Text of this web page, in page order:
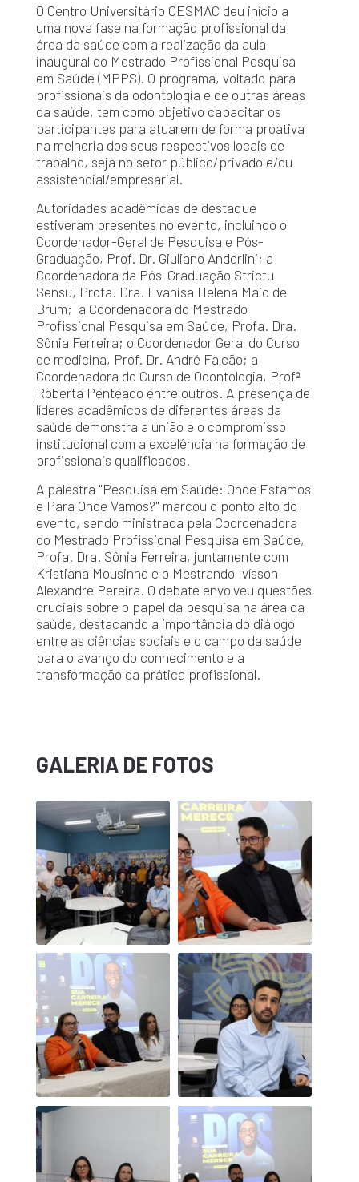
O Centro Universitário CESMAC deu início a
uma nova fase na formação profissional da
área da saúde com a realização da aula
inaugural do Mestrado Profissional Pesquisa
em Saúde (MPPS). O programa, voltado para
profissionais da odontologia e de outras áreas
da saúde, tem como objetivo capacitar os
participantes para atuarem de forma proativa
na melhoria dos seus respectivos locais de
trabalho, seja no setor público/privado e/ou
assistencial/empresarial.
Autoridades acadêmicas de destaque
estiveram presentes no evento, incluindo o
Coordenador-Geral de Pesquisa e Pós-
Graduação, Prof. Dr. Giuliano Anderlini; a
Coordenadora da Pós-Graduação Strictu
Sensu, Profa. Dra. Evanisa Helena Maio de
Brum; a Coordenadora do Mestrado
Profissional Pesquisa em Saúde, Profa. Dra.
Sônia Ferreira; o Coordenador Geral do Curso
de medicina, Prof. Dr. André Falcão; a
Coordenadora do Curso de Odontologia, Profª
Roberta Penteado entre outros. A presença de
líderes acadêmicos de diferentes áreas da
saúde demonstra a união e o compromisso
institucional com a excelência na formação de
profissionais qualificados.
A palestra "Pesquisa em Saúde: Onde Estamos
e Para Onde Vamos?" marcou o ponto alto do
evento, sendo ministrada pela Coordenadora
do Mestrado Profissional Pesquisa em Saúde,
Profa. Dra. Sônia Ferreira, juntamente com
Kristiana Mousinho e o Mestrando Ivísson
Alexandre Pereira. O debate envolveu questões
cruciais sobre o papel da pesquisa na área da
saúde, destacando a importância do diálogo
entre as ciências sociais e o campo da saúde
para o avanço do conhecimento e a
transformação da prática profissional.
GALERIA DE FOTOS